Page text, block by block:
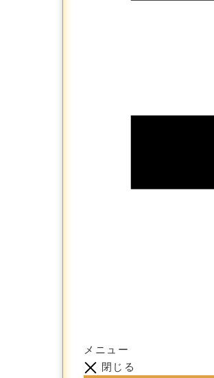
メニュー
閉じる